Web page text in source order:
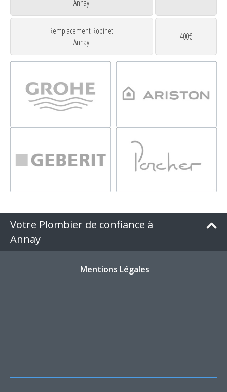
Annay
Remplacement Robinet
Annay
400€
Votre Plombier de confiance à
Annay
Mentions Légales